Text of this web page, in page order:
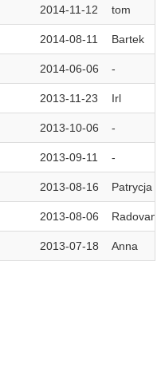
2014-11-12 tom
2014-08-11 Bartek
2014-06-06 -
2013-11-23 Irl
2013-10-06 -
2013-09-11 -
2013-08-16 Patrycja
2013-08-06 Radovan
2013-07-18 Anna